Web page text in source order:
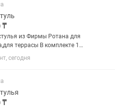
₸
из Фирмы Ротана для
В комплекте 1
сегодня
₸